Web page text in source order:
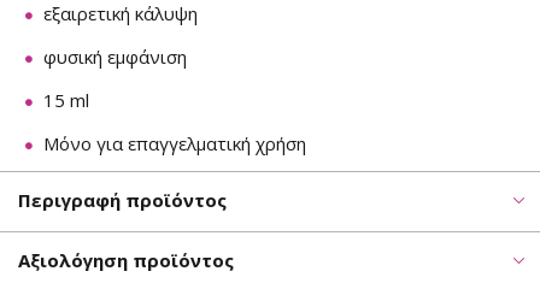
εξαιρετική κάλυψη
φυσική εμφάνιση
15 ml
Μόνο για επαγγελματική χρήση
Περιγραφή προϊόντος
Αξιολόγηση προϊόντος